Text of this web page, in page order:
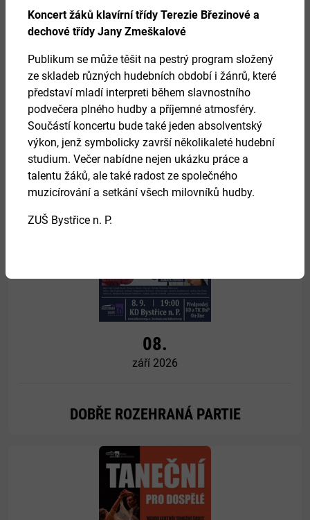
27.
srpen 2026
HRDELNÍ PRÁVO
08.
září 2026
DOBŘE ROZEHRANÁ PARTIE
Více
Koncert žáků klavírní třídy Terezie Březinové a
dechové třídy Jany Zmeškalové
Publikum se může těšit na pestrý program složený
ze skladeb různých hudebních období i žánrů, které
představí mladí interpreti během slavnostního
podvečera plného hudby a příjemné atmosféry.
Součástí koncertu bude také jeden absolventský
výkon, jenž symbolicky završí několikaleté hudební
studium. Večer nabídne nejen ukázku práce a
talentu žáků, ale také radost ze společného
muzicírování a setkání všech milovníků hudby.
ZUŠ Bystřice n. P.